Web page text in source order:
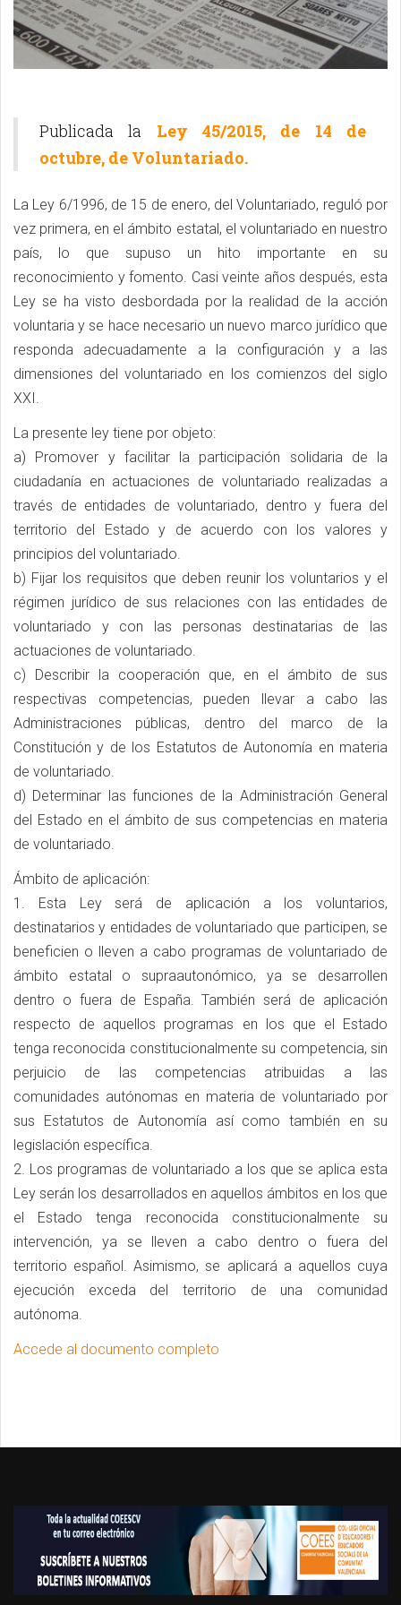
Publicada la Ley 45/2015, de 14 de
octubre, de Voluntariado.
La Ley 6/1996, de 15 de enero, del Voluntariado, reguló por
vez primera, en el ámbito estatal, el voluntariado en nuestro
país, lo que supuso un hito importante en su
reconocimiento y fomento. Casi veinte años después, esta
Ley se ha visto desbordada por la realidad de la acción
voluntaria y se hace necesario un nuevo marco jurídico que
responda adecuadamente a la configuración y a las
dimensiones del voluntariado en los comienzos del siglo
XXI.
La presente ley tiene por objeto:
a) Promover y facilitar la participación solidaria de la
ciudadanía en actuaciones de voluntariado realizadas a
través de entidades de voluntariado, dentro y fuera del
territorio del Estado y de acuerdo con los valores y
principios del voluntariado.
b) Fijar los requisitos que deben reunir los voluntarios y el
régimen jurídico de sus relaciones con las entidades de
voluntariado y con las personas destinatarias de las
actuaciones de voluntariado.
c) Describir la cooperación que, en el ámbito de sus
respectivas competencias, pueden llevar a cabo las
Administraciones públicas, dentro del marco de la
Constitución y de los Estatutos de Autonomía en materia
de voluntariado.
d) Determinar las funciones de la Administración General
del Estado en el ámbito de sus competencias en materia
de voluntariado.
Ámbito de aplicación:
1. Esta Ley será de aplicación a los voluntarios,
destinatarios y entidades de voluntariado que participen, se
beneficien o lleven a cabo programas de voluntariado de
ámbito estatal o supraautonómico, ya se desarrollen
dentro o fuera de España. También será de aplicación
respecto de aquellos programas en los que el Estado
tenga reconocida constitucionalmente su competencia, sin
perjuicio de las competencias atribuidas a las
comunidades autónomas en materia de voluntariado por
sus Estatutos de Autonomía así como también en su
legislación específica.
2. Los programas de voluntariado a los que se aplica esta
Ley serán los desarrollados en aquellos ámbitos en los que
el Estado tenga reconocida constitucionalmente su
intervención, ya se lleven a cabo dentro o fuera del
territorio español. Asimismo, se aplicará a aquellos cuya
ejecución exceda del territorio de una comunidad
autónoma.
Accede al documento completo